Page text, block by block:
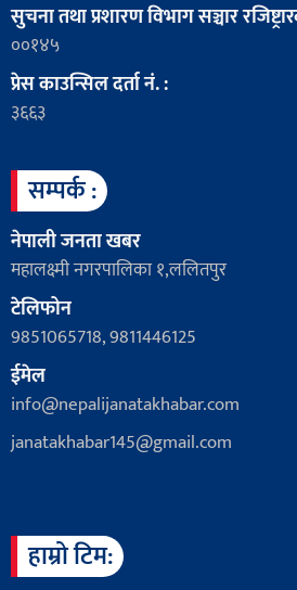
सुचना तथा प्रशारण विभाग सञ्चार
००१४५
प्रेस काउन्सिल दर्ता नं. :
३६६३
सम्पर्क :
नेपाली जनता खबर
महालक्ष्मी नगरपालिका १,ललितपुर
टेलिफोन
9851065718, 9811446125
ईमेल
info@nepalijanatakhabar.com
janatakhabar145@gmail.com
हाम्रो टिम: